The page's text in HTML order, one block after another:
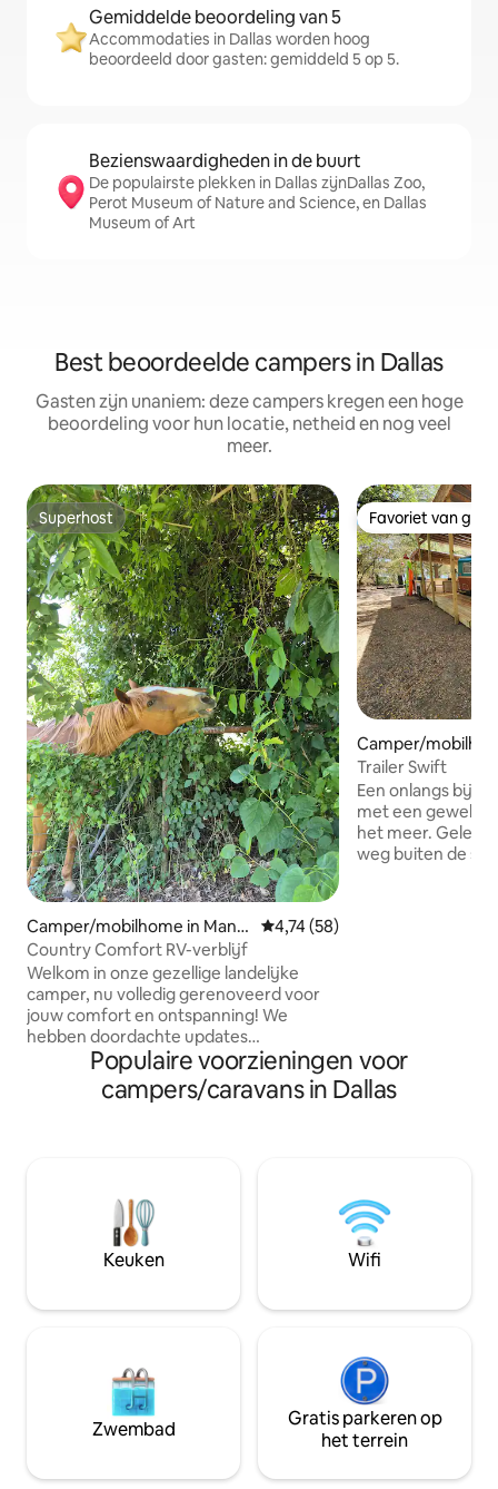
Gemiddelde beoordeling van 5
Accommodaties in Dallas worden hoog
beoordeeld door gasten: gemiddeld 5 op 5.
Bezienswaardigheden in de buurt
De populairste plekken in Dallas zijnDallas Zoo,
Perot Museum of Nature and Science, en Dallas
Museum of Art
Best beoordeelde campers in Dallas
Gasten zijn unaniem: deze campers kregen een hoge
beoordeling voor hun locatie, netheid en nog veel
meer.
Superhost
Superhost
Camper/mobilhome in Mans
field
Gemiddelde beoordeling van
4,74 (58)
Country Comfort RV-verblijf
Welkom in onze gezellige landelijke
camper, nu volledig gerenoveerd voor
jouw comfort en ontspanning! We
hebben doordachte updates
doorgevoerd om een eersteklas
ervaring te garanderen na het ter harte
nemen van feedback. Of je nu op zoek
voorzieningen. Perfect voor koppels,
solo-reizigers of kleine gezinnen die op
zoek zijn naar een rustige ontsnapping.
Dit is voor iedereen die graag dicht bij de
comfort.
Favoriet van
Favoriet van
Camper/
on
Trailer Swift
Een onlangs
met een
het meer.
weg buiten de
funky/schattige
en liefde erin
Populaire voorzieningen voor
campers/caravans in Dallas
Keuken Wifi
Zwembad
Gratis parkeren op
het terrein